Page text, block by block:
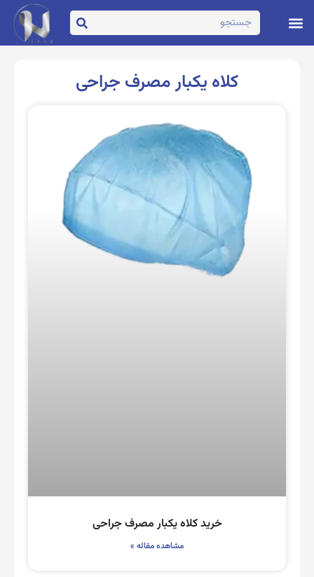
کلاه یکبار مصرف جراحی
خرید کلاه یکبار مصرف جراحی
مشاهده مقاله »